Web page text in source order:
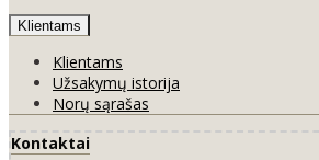
Klientams
Klientams
Užsakymų istorija
Norų sąrašas
Kontaktai